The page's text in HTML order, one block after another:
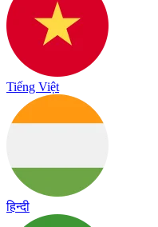
Tiếng Việt
हिन्दी